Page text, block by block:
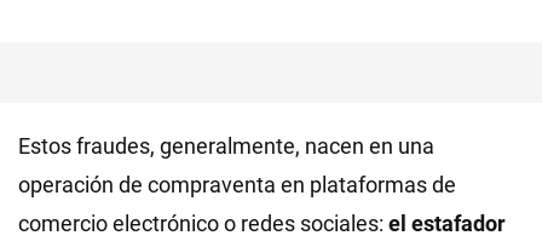
Estos fraudes, generalmente, nacen en una
operación de compraventa en plataformas de
comercio electrónico o redes sociales: el estafador